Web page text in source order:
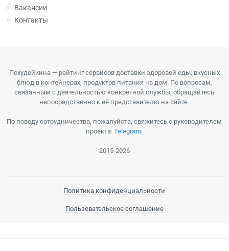
Вакансии
Контакты
Похудейкина — рейтинг сервисов доставки здоровой еды, вкусных
блюд в контейнерах, продуктов питания на дом. По вопросам,
связанным с деятельностью конкретной службы, обращайтесь
непосредственно к её представителю на сайте.
По поводу сотрудничества, пожалуйста, свяжитесь с руководителем
проекта:Telegram.
2015-2026
Политика конфиденциальности
Пользовательское соглашение